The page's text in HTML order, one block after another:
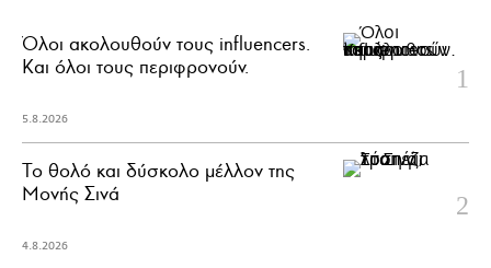
Όλοι ακολουθούν τους influencers.
Και όλοι τους περιφρονούν.
5.8.2026
Το θολό και δύσκολο μέλλον της
Μονής Σινά
4.8.2026